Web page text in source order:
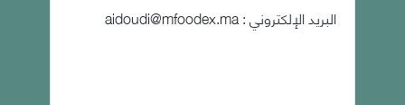
البريد الإلكتروني :aidoudi@mfoodex.ma